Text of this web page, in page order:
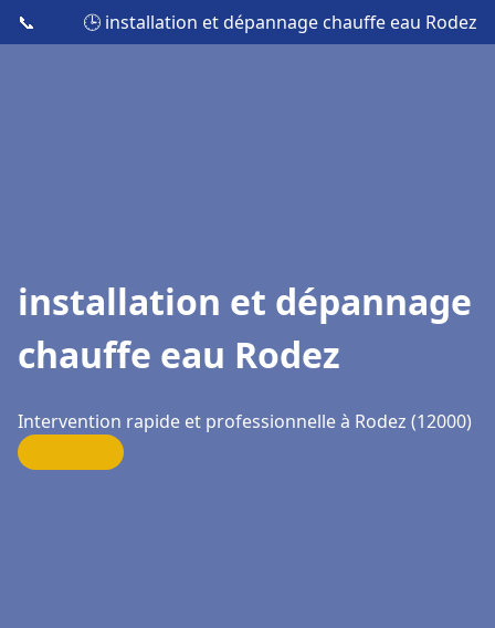
📞 🕒 installation et dépannage chauffe eau Rodez
installation et dépannage
chauffe eau Rodez
Intervention rapide et professionnelle à Rodez (12000)